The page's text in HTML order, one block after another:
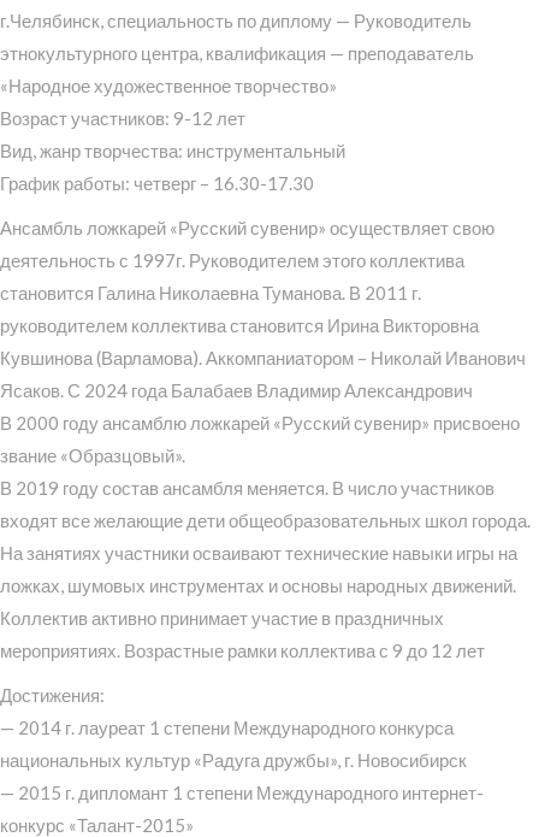
г.Челябинск, специальность по диплому — Руководитель
этнокультурного центра, квалификация — преподаватель
«Народное художественное творчество»
Возраст участников: 9-12 лет
Вид, жанр творчества: инструментальный
График работы: четверг – 16.30-17.30
Ансамбль ложкарей «Русский сувенир» осуществляет свою
деятельность с 1997г. Руководителем этого коллектива
становится Галина Николаевна Туманова. В 2011 г.
руководителем коллектива становится Ирина Викторовна
Кувшинова (Варламова). Аккомпаниатором – Николай Иванович
Ясаков. С 2024 года Балабаев Владимир Александрович
В 2000 году ансамблю ложкарей «Русский сувенир» присвоено
звание «Образцовый».
В 2019 году состав ансамбля меняется. В число участников
входят все желающие дети общеобразовательных школ города.
На занятиях участники осваивают технические навыки игры на
ложках, шумовых инструментах и основы народных движений.
Коллектив активно принимает участие в праздничных
мероприятиях. Возрастные рамки коллектива с 9 до 12 лет
Достижения:
— 2014 г. лауреат 1 степени Международного конкурса
национальных культур «Радуга дружбы», г. Новосибирск
— 2015 г. дипломант 1 степени Международного интернет-
конкурс «Талант-2015»